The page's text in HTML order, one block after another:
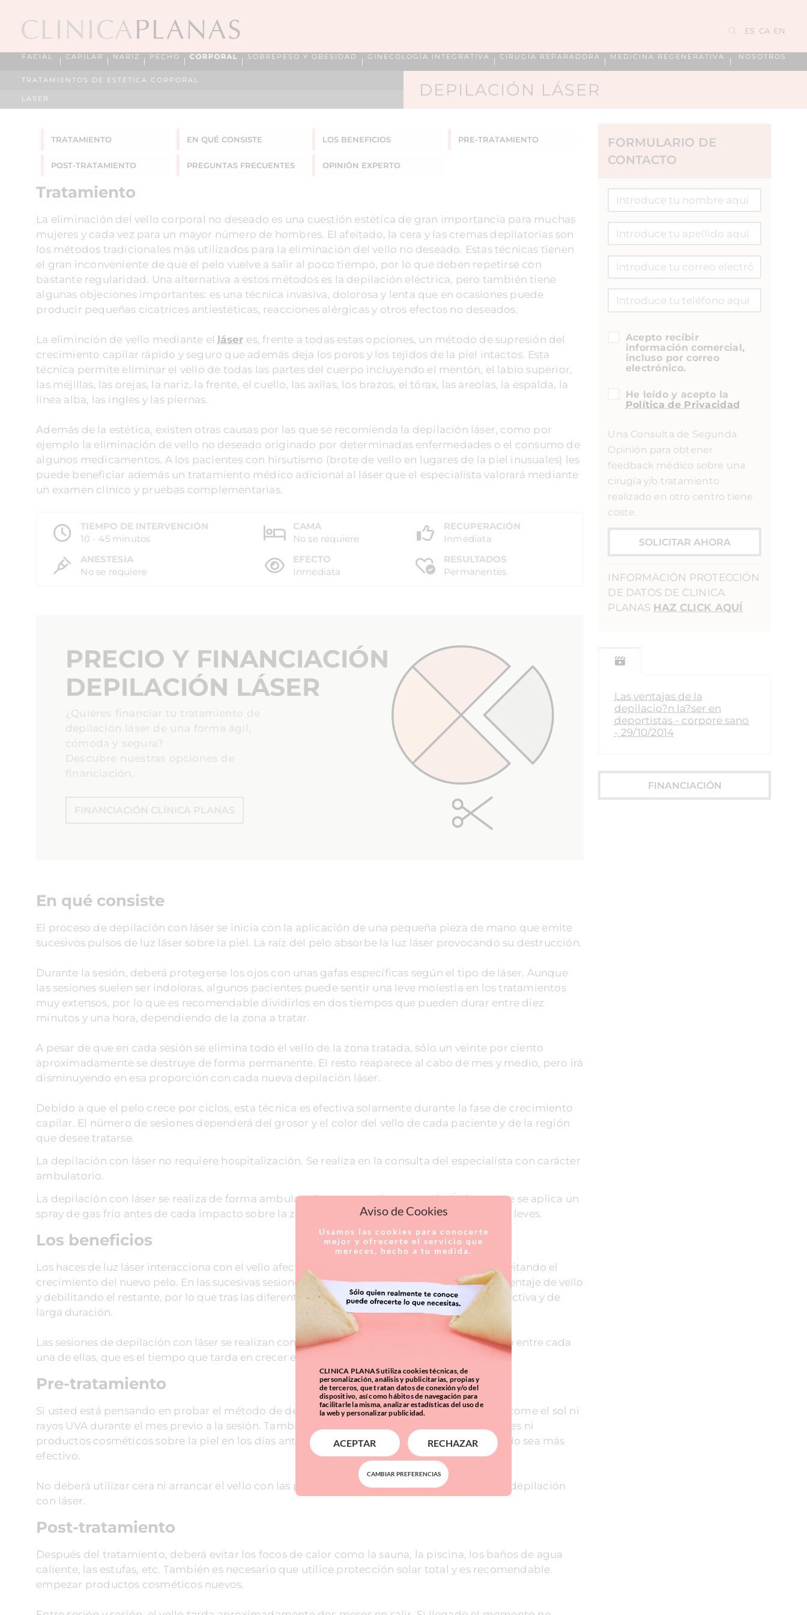
ES CA EN
FACIAL CAPILAR NARIZ PECHO CORPORAL SOBREPESO Y OBESIDAD GINECOLOGÍA INTEGRATIVA CIRUGÍA REPARADORA MEDICINA REGENERATIVA NOSOTROS
TRATAMIENTOS DE ESTÉTICA CORPORAL
LÁSER DEPILACIÓN LÁSER
TRATAMIENTO EN QUÉ CONSISTE LOS BENEFICIOS PRE-TRATAMIENTO
POST-TRATAMIENTO PREGUNTAS FRECUENTES OPINIÓN EXPERTO
Tratamiento
La eliminación del vello corporal no deseado es una cuestión estética de gran importancia para muchas
mujeres y cada vez para un mayor número de hombres. El afeitado, la cera y las cremas depilatorias son
los métodos tradicionales más utilizados para la eliminación del vello no deseado. Estas técnicas tienen
el gran inconveniente de que el pelo vuelve a salir al poco tiempo, por lo que deben repetirse con
bastante regularidad. Una alternativa a estos métodos es la depilación eléctrica, pero también tiene
algunas objeciones importantes: es una técnica invasiva, dolorosa y lenta que en ocasiones puede
producir pequeñas cicatrices antiestéticas, reacciones alérgicas y otros efectos no deseados.
La eliminción de vello mediante el láser es, frente a todas estas opciones, un método de supresión del
crecimiento capilar rápido y seguro que además deja los poros y los tejidos de la piel intactos. Esta
técnica permite eliminar el vello de todas las partes del cuerpo incluyendo el mentón, el labio superior,
las mejillas, las orejas, la nariz, la frente, el cuello, las axilas, los brazos, el tórax, las areolas, la espalda, la
línea alba, las ingles y las piernas.
Además de la estética, existen otras causas por las que se recomienda la depilación láser, como por
ejemplo la eliminación de vello no deseado originado por determinadas enfermedades o el consumo de
algunos medicamentos. A los pacientes con hirsutismo (brote de vello en lugares de la piel inusuales) les
puede beneficiar además un tratamiento médico adicional al láser que el especialista valorará mediante
un examen clínico y pruebas complementarias.
TIEMPO DE INTERVENCIÓN
10 - 45 minutos
CAMA
No se requiere
RECUPERACIÓN
Inmediata
ANESTESIA
No se requiere
EFECTO
Inmediata
RESULTADOS
Permanentes
PRECIO Y FINANCIACIÓN
DEPILACIÓN LÁSER
¿Quieres financiar tu tratamiento de
depilación láser de una forma ágil,
cómoda y segura?
Descubre nuestras opciones de
financiación.
FINANCIACIÓN CLÍNICA PLANAS
En qué consiste
El proceso de depilación con láser se inicia con la aplicación de una pequeña pieza de mano que emite
sucesivos pulsos de luz láser sobre la piel. La raíz del pelo absorbe la luz láser provocando su destrucción.
Durante la sesión, deberá protegerse los ojos con unas gafas específicas según el tipo de láser. Aunque
las sesiones suelen ser indoloras, algunos pacientes puede sentir una leve molestia en los tratamientos
muy extensos, por lo que es recomendable dividirlos en dos tiempos que pueden durar entre diez
minutos y una hora, dependiendo de la zona a tratar.
A pesar de que en cada sesión se elimina todo el vello de la zona tratada, sólo un veinte por ciento
aproximadamente se destruye de forma permanente. El resto reaparece al cabo de mes y medio, pero irá
disminuyendo en esa proporción con cada nueva depilación láser.
Debido a que el pelo crece por ciclos, esta técnica es efectiva solamente durante la fase de crecimiento
capilar. El número de sesiones dependerá del grosor y el color del vello de cada paciente y de la región
que desee tratarse.
La depilación con láser no requiere hospitalización. Se realiza en la consulta del especialista con carácter
ambulatorio.
La depilación con láser se realiza de forma ambulatoria y no necesita anestesia. Únicamente se aplica un
spray de gas frío antes de cada impacto sobre la zona a tratar para evitar posibles molestias leves.
Los beneficios
Los haces de luz láser interacciona con el vello afectando al bulbo piloso de forma selectiva evitando el
crecimiento del nuevo pelo. En las sucesivas sesiones de depilación se elimina un mayor porcentaje de vello
y debilitando el restante, por lo que tras las diferentes sesiones se consigue una depilación efectiva y de
larga duración.
Las sesiones de depilación con láser se realizan con un intervalo de tiempo de un mes y medio entre cada
una de ellas, que es el tiempo que tarda en crecer el vello.
Pre-tratamiento
Si usted está pensando en probar el método de depilación con láser, es importante que no tome el sol ni
rayos UVA durante el mes previo a la sesión. También es recomendable no utilizar maquillajes ni
productos cosméticos sobre la piel en los días anteriores al tratamiento para que el resultado sea más
efectivo.
No deberá utilizar cera ni arrancar el vello con las pinzas dos semanas antes de realizarse la depilación
con láser.
Post-tratamiento
Después del tratamiento, deberá evitar los focos de calor como la sauna, la piscina, los baños de agua
caliente, las estufas, etc. También es necesario que utilice protección solar total y es recomendable
empezar productos cosméticos nuevos.
FORMULARIO DE
CONTACTO
Acepto recibir
información comercial,
incluso por correo
electrónico.
He leído y acepto la
Política de Privacidad
Una Consulta de Segunda
Opinión para obtener
feedback médico sobre una
cirugía y/o tratamiento
realizado en otro centro tiene
coste.
SOLICITAR AHORA
INFORMACIÓN PROTECCIÓN
DE DATOS DE CLINICA
PLANAS HAZ CLICK AQUÍ
Las ventajas de la
depilacio?n la?ser en
deportistas - corpore sano
- 29/10/2014
FINANCIACIÓN
Aviso de Cookies
Usamos las cookies para conocerte
mejor y ofrecerte el servicio que
mereces, hecho a tu medida.
CLINICA PLANAS utiliza cookies técnicas, de
personalización, análisis y publicitarias, propias y
de terceros, que tratan datos de conexión y/o del
dispositivo, así como hábitos de navegación para
facilitarle la misma, analizar estadísticas del uso de
la web y personalizar publicidad.
ACEPTAR RECHAZAR
CAMBIAR PREFERENCIAS